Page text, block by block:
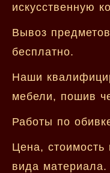
искусственную
Вывоз
бесплатно.
Наши
мебели, пошив
Работы по
Цена,
вида материала.